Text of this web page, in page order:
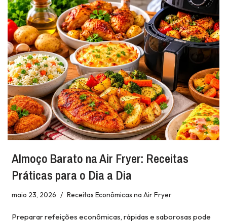
Almoço Barato na Air Fryer: Receitas
Práticas para o Dia a Dia
maio 23, 2026 Receitas Econômicas na Air Fryer
Preparar refeições econômicas, rápidas e saborosas pode